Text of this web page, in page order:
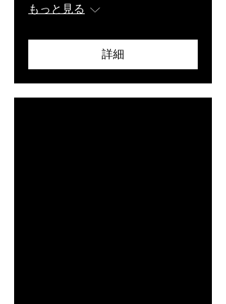
もっと見る
詳細